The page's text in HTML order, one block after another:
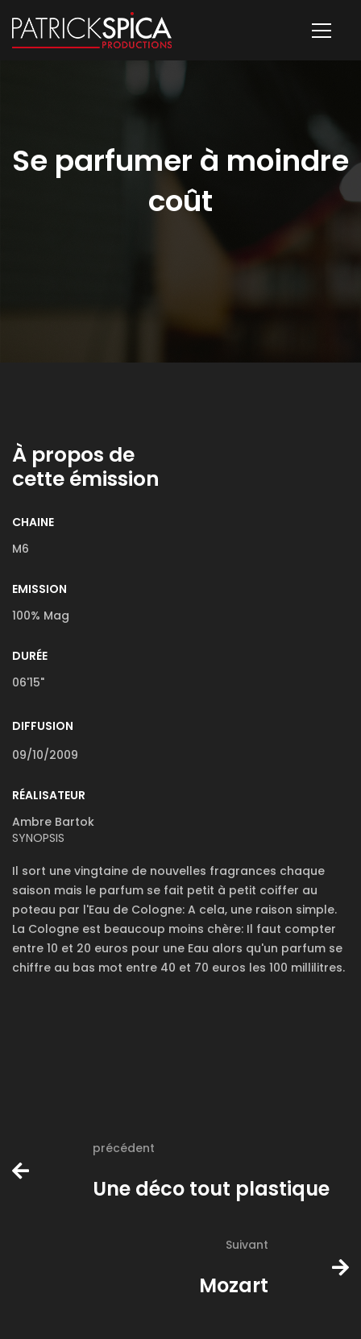
Se parfumer à moindre
coût
À propos de
cette émission
CHAINE
M6
EMISSION
100% Mag
DURÉE
06'15"
DIFFUSION
09/10/2009
RÉALISATEUR
Ambre Bartok
SYNOPSIS
Il sort une vingtaine de nouvelles fragrances chaque
saison mais le parfum se fait petit à petit coiffer au
poteau par l'Eau de Cologne: A cela, une raison simple.
La Cologne est beaucoup moins chère: Il faut compter
entre 10 et 20 euros pour une Eau alors qu'un parfum se
chiffre au bas mot entre 40 et 70 euros les 100 millilitres.
précédent
Une déco tout plastique
Suivant
Mozart